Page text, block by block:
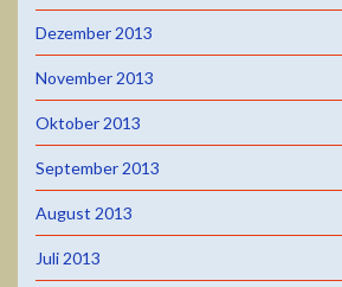
Dezember 2013
November 2013
Oktober 2013
September 2013
August 2013
Juli 2013